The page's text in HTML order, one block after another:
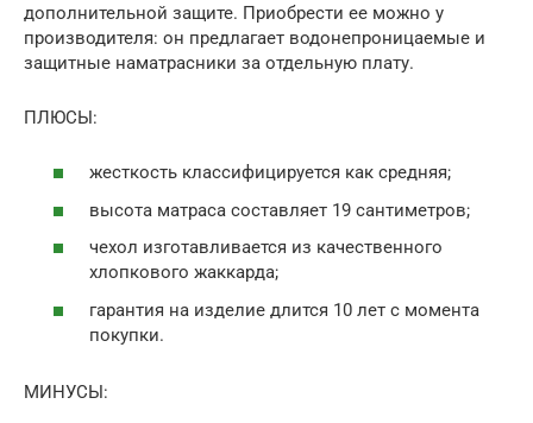
дополнительной защите. Приобрести ее можно у
производителя: он предлагает водонепроницаемые и
защитные наматрасники за отдельную плату.
ПЛЮСЫ:
жесткость классифицируется как средняя;
высота матраса составляет 19 сантиметров;
чехол изготавливается из качественного
хлопкового жаккарда;
гарантия на изделие длится 10 лет с момента
покупки.
МИНУСЫ: